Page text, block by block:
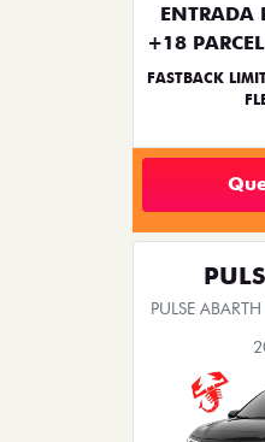
ENTRADA
+18
FASTBACK
PULSE